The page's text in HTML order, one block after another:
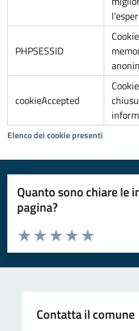
Elenco dei cookie presenti
PHPSESSID
cookieAccepted
Quanto sono chiare le
pagina?
Valuta da 1 a 5 stelle la pagina
Valuta 5
Valuta 4 stelle su
Valuta 3 stelle su 5
Valuta 2 stelle su 5
Valuta 1 stelle su 5
Contatta il comune